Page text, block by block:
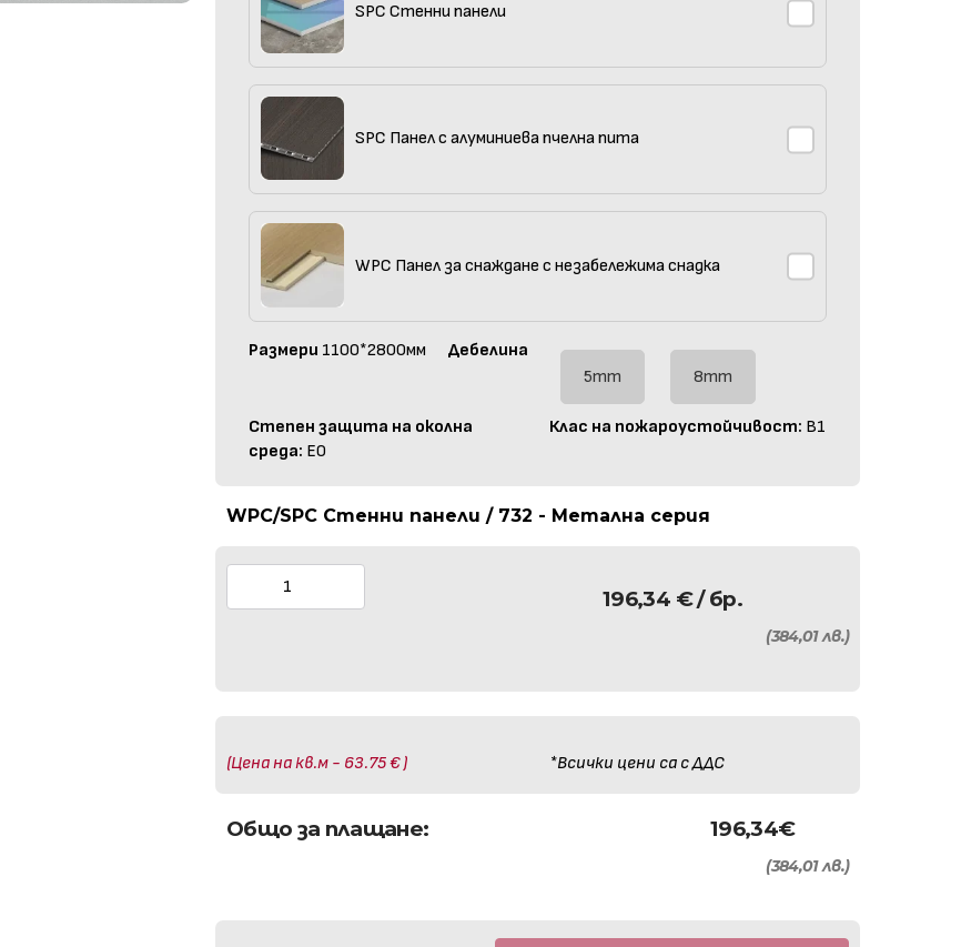
SPC Стенни панели
SPC Панел с алуминиева пчелна пита
WPC Панел за снаждане с незабележима снадка
Размери 1100*2800мм
Дебелина
5mm
8mm
Степен защита на околна
среда: E0
Клас на пожароустойчивост: B1
WPC/SPC Стенни панели / 732 - Метална серия
196,34 €/ бр.
(384,01 лв.)
(Цена на кв.м - 63.75 € ) *Всички цени са с ДДС
Общо за плащане: 196,34€
(384,01 лв.)